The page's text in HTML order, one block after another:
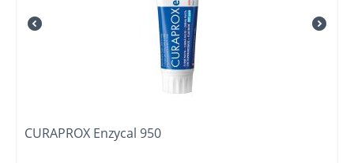
CURAPROX Enzycal 950